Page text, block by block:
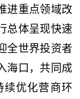
进重点领域改
总体呈现快速
全世界投资者
海口，共同成
续优化营商环